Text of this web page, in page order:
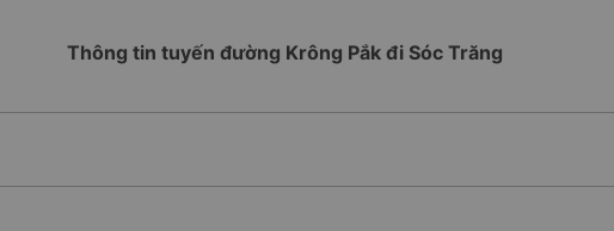
Thông tin tuyến đường Krông Pắk đi Sóc Trăng